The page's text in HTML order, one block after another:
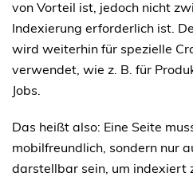
von Vorteil ist, jedoch nicht
Indexierung erforderlich ist.
wird weiterhin für spezielle
verwendet, wie z. B. für
Jobs.
Das heißt also: Eine Seite
mobilfreundlich, sondern nur
darstellbar sein, um indexiert